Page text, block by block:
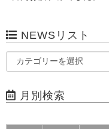
NEWSリスト
月別検索